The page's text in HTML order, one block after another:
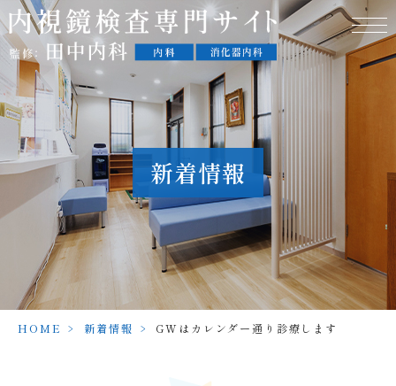
新着情報
HOME > 新着情報 > GWはカレンダー通り診療します